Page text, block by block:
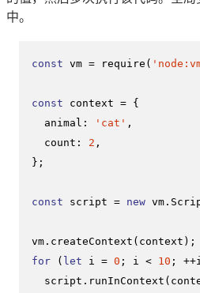
中。
const vm = require (
const context = {
animal : 'cat' ,
count : 2 ,
};
const script = new vm.
vm. createContext
for ( let i = 0 ; i < 10 ;
  script.
runInContext